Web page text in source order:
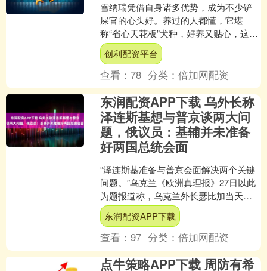
雪纳瑞凭借自身诸多优势，成为不少铲
屎官的心头好。养过的人都懂，它堪
称“省心天花板”犬种，好养又贴心，这也
是它备受青睐的核心原因。不管是上班
族还是新手，养它都能轻....
创利配资平台
查看：78 分类：倍加网配资
东润配资APP下载 乌外长称
泽连斯基想与普京谈两大问
题，俄议员：基辅并未准备
好两国总统会面
“泽连斯基准备与普京会面解决两个关键
问题。”乌克兰《欧洲真理报》27日以此
为题报道称，乌克兰外长瑟比加当天表
示，乌克兰总统泽连斯基准备与俄罗斯
总统普京举行会面，....
东润配资APP下载
查看：97 分类：倍加网配资
点牛策略APP下载 周防有希